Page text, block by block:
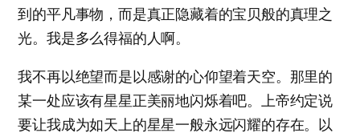
到的平凡事物，而是真正隐藏着的宝贝般的真理之
光。我是多么得福的人啊。
我不再以绝望而是以感谢的心仰望着天空。那里的
某一处应该有星星正美丽地闪烁着吧。上帝约定说
要让我成为如天上的星星一般永远闪耀的存在。以